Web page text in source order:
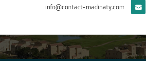
info@contact-madinaty.com